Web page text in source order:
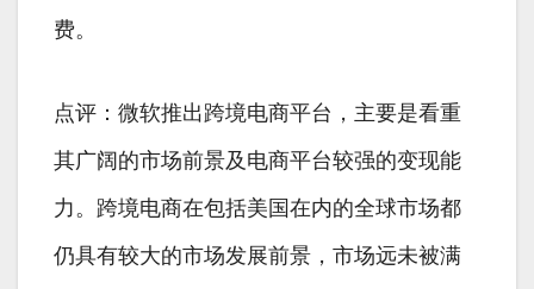
费。
点评：微软推出跨境电商平台，主要是看重
其广阔的市场前景及电商平台较强的变现能
力。跨境电商在包括美国在内的全球市场都
仍具有较大的市场发展前景，市场远未被满